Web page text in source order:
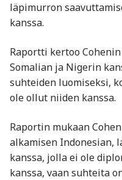
läpimurron
kanssa.
Raportti kertoo
Somalian ja Nigerin
suhteiden luomiseksi,
ole ollut niiden kanssa.
Raportin mukaan
alkamisen Indonesian,
kanssa, jolla ei ole
kanssa, vaan suhteita